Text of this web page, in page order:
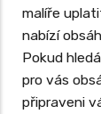
malíře uplatit,
nabízí
Pokud
pro vás
připraveni